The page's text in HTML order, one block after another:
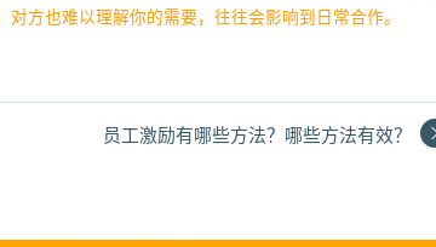
方也难以理解你的需要，往往会影响到日常合作。
员工激励有哪些方法？哪些方法有效？